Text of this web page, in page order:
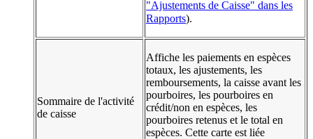
"Ajustements de Caisse" dans les
Rapports).
Sommaire de l'activité
de caisse
Affiche les paiements en espèces
totaux, les ajustements, les
remboursements, la caisse avant les
pourboires, les pourboires en
crédit/non en espèces, les
pourboires retenus et le total en
espèces. Cette carte est liée